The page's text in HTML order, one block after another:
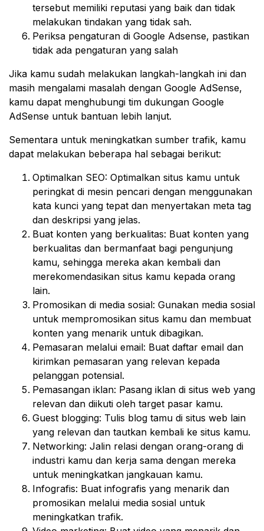
tersebut memiliki reputasi yang baik dan tidak
melakukan tindakan yang tidak sah.
Periksa pengaturan di Google Adsense, pastikan
tidak ada pengaturan yang salah
Jika kamu sudah melakukan langkah-langkah ini dan
masih mengalami masalah dengan Google AdSense,
kamu dapat menghubungi tim dukungan Google
AdSense untuk bantuan lebih lanjut.
Sementara untuk meningkatkan sumber trafik, kamu
dapat melakukan beberapa hal sebagai berikut:
Optimalkan SEO: Optimalkan situs kamu untuk
peringkat di mesin pencari dengan menggunakan
kata kunci yang tepat dan menyertakan meta tag
dan deskripsi yang jelas.
Buat konten yang berkualitas: Buat konten yang
berkualitas dan bermanfaat bagi pengunjung
kamu, sehingga mereka akan kembali dan
merekomendasikan situs kamu kepada orang
lain.
Promosikan di media sosial: Gunakan media sosial
untuk mempromosikan situs kamu dan membuat
konten yang menarik untuk dibagikan.
Pemasaran melalui email: Buat daftar email dan
kirimkan pemasaran yang relevan kepada
pelanggan potensial.
Pemasangan iklan: Pasang iklan di situs web yang
relevan dan diikuti oleh target pasar kamu.
Guest blogging: Tulis blog tamu di situs web lain
yang relevan dan tautkan kembali ke situs kamu.
Networking: Jalin relasi dengan orang-orang di
industri kamu dan kerja sama dengan mereka
untuk meningkatkan jangkauan kamu.
Infografis: Buat infografis yang menarik dan
promosikan melalui media sosial untuk
meningkatkan trafik.